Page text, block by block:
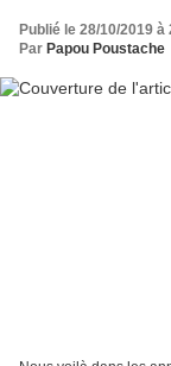
Publié le 28/10/2019 à
Par Papou Poustache